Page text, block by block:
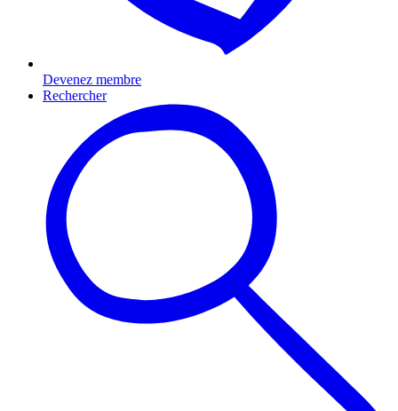
Devenez membre
Rechercher